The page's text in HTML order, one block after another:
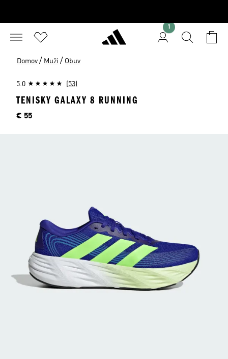
1
Domov / Muži / Obuv
5.0 (53)
TENISKY GALAXY 8 RUNNING
Cena
€ 55